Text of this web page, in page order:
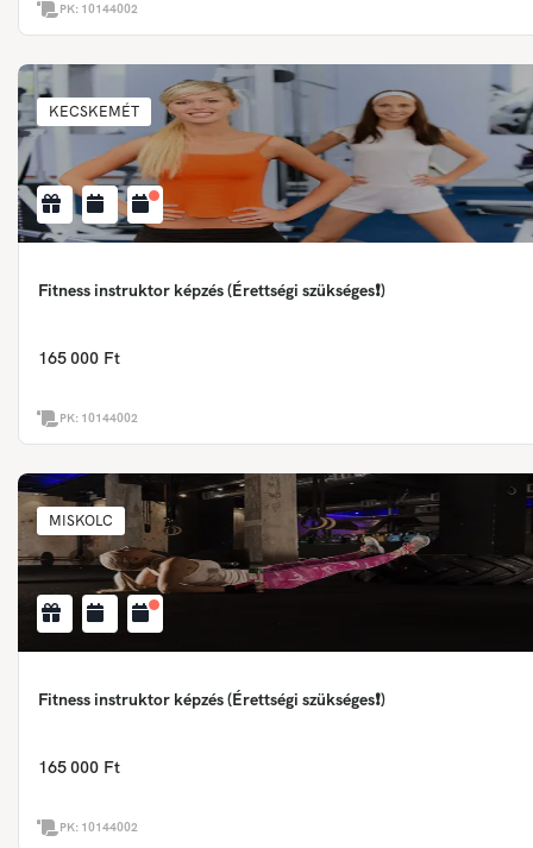
PK: 10144002
KECSKEMÉT
Fitness instruktor képzés (Érettségi szükséges❗)
165 000 Ft
PK: 10144002
MISKOLC
Fitness instruktor képzés (Érettségi szükséges❗)
165 000 Ft
PK: 10144002